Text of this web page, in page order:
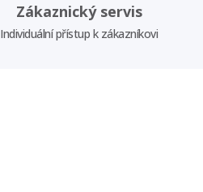
Zákaznický servis
Individuální přístup k zákazníkovi